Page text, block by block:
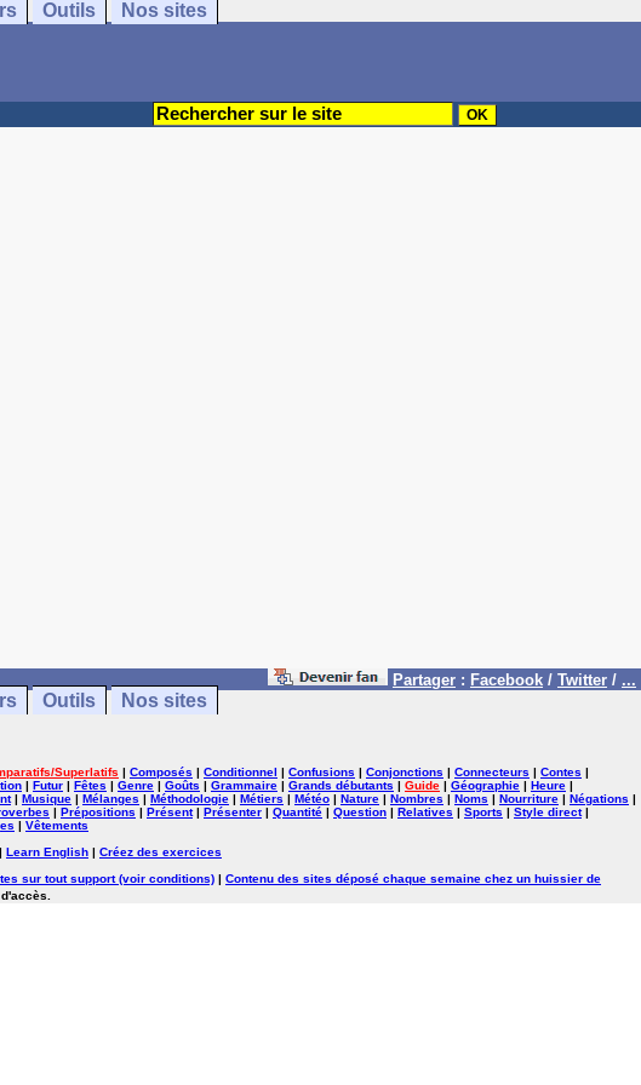
Outils Nos sites
Partager : Facebook / Twitter / ...
Outils Nos sites
Superlatifs | Composés | Conditionnel | Confusions | Conjonctions | Connecteurs | Contes |
| Futur | Fêtes | Genre | Goûts | Grammaire | Grands débutants | Guide | Géographie | Heure |
| Musique | Mélanges | Méthodologie | Métiers | Météo | Nature | Nombres | Noms | Nourriture | Négations |
| Prépositions | Présent| Présenter | Quantité | Question | Relatives | Sports | Style direct|
| Vêtements
| Learn English | Créez des exercices
sur tout support (voir conditions) | Contenu des sites déposé chaque semaine chez un huissier de